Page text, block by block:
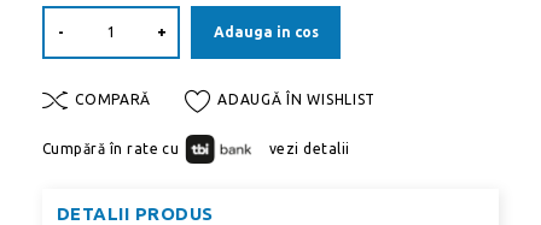
- + Adauga in cos
COMPARĂ ADAUGĂ ÎN WISHLIST
Cumpără în rate cu vezi detalii
DETALII PRODUS